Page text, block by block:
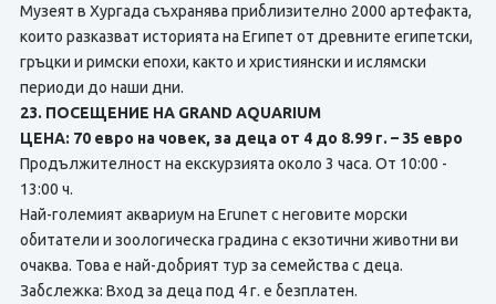
Музеят в Хургада съхранява приблизително 2000 артефакта,
които разказват историята на Египет от древните египетски,
гръцки и римски епохи, както и християнски и ислямски
периоди до наши дни.
23. ПОСЕЩЕНИЕ НА GRAND AQUARIUM
ЦЕНА: 70 евро на човек, за деца от 4 до 8.99 г. – 35 евро
Продължителност на екскурзията около 3 часа. От 10:00 -
13:00 ч.
Най-големият аквариум на Eruneт с неговите морски
обитатели и зоологическа градина с екзотични животни ви
очаква. Това е най-добрият тур за семейства с деца.
Забслежка: Вход за деца под 4 г. е безплатен.